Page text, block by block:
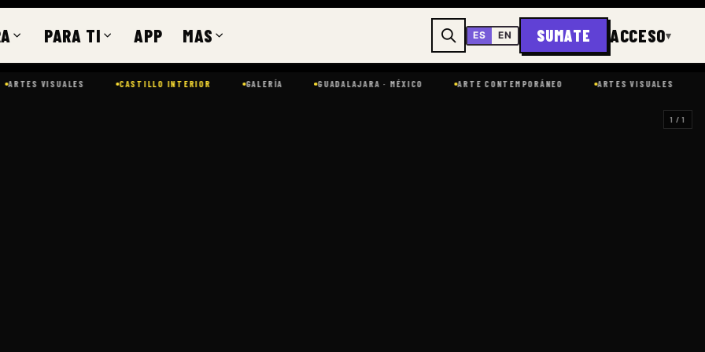
PARA TI APP MAS ES EN SUMATE ACCESO▾
VISUALES CASTILLO INTERIOR GALERÍA GUADALAJARA · MÉXICO ARTE CONTEMPORÁNEO ARTES VISUALES
1 / 1